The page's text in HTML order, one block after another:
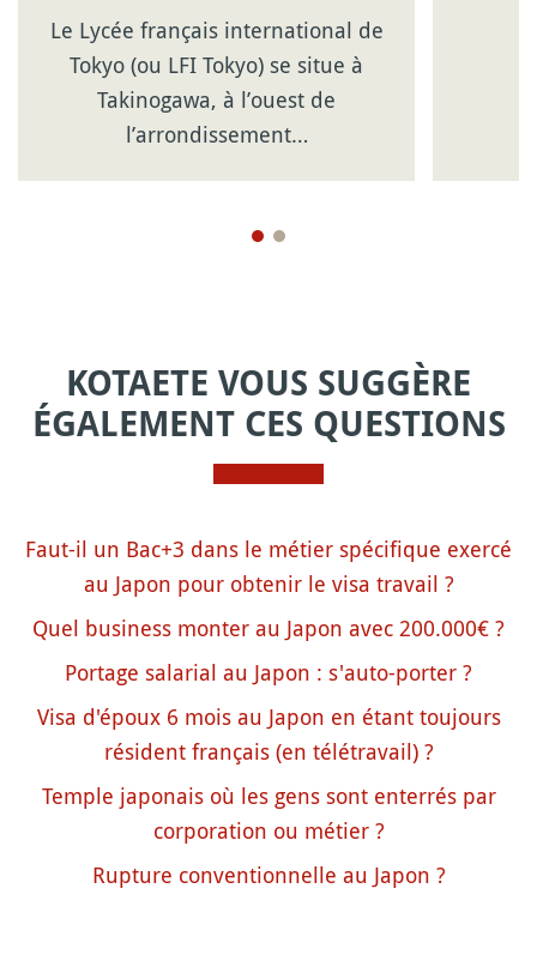
Le Lycée français international de
Tokyo (ou LFI Tokyo) se situe à
Takinogawa, à l’ouest de
l’arrondissement…
KOTAETE VOUS SUGGÈRE
ÉGALEMENT CES QUESTIONS
Faut-il un Bac+3 dans le métier spécifique exercé
au Japon pour obtenir le visa travail ?
Quel business monter au Japon avec 200.000€ ?
Portage salarial au Japon : s'auto-porter ?
Visa d'époux 6 mois au Japon en étant toujours
résident français (en télétravail) ?
Temple japonais où les gens sont enterrés par
corporation ou métier ?
Rupture conventionnelle au Japon ?